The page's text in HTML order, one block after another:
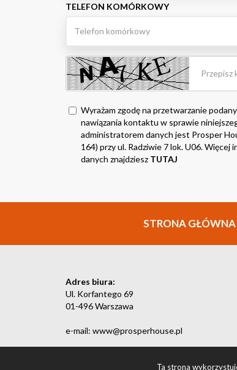
TELEFON KOMÓRKOWY
Wyrażam zgodę na przetwarzanie
nawiązania kontaktu w sprawie
administratorem danych jest Prosper
164) przy ul. Radziwie 7 lok. U06.
danych znajdziesz TUTAJ
STRONA GŁÓWNA
Adres biura:
Ul. Korfantego 69
01-496 Warszawa
e-mail: www@prosperhouse.pl
Ta strona